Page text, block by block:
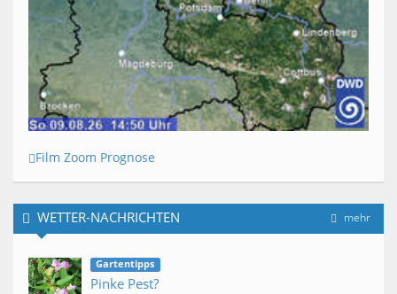
Film Zoom Prognose
mehr
WETTER-NACHRICHTEN
Gartentipps
Pinke Pest?